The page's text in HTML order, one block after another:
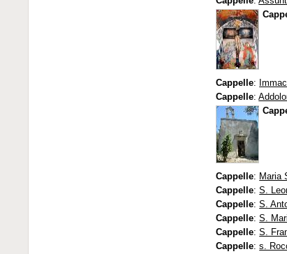
Cappelle:
Cappelle:
Cappelle: Maria
Cappelle:S.
Cappelle:S.
Cappelle:S.
Cappelle:S.
Cappelle:s.